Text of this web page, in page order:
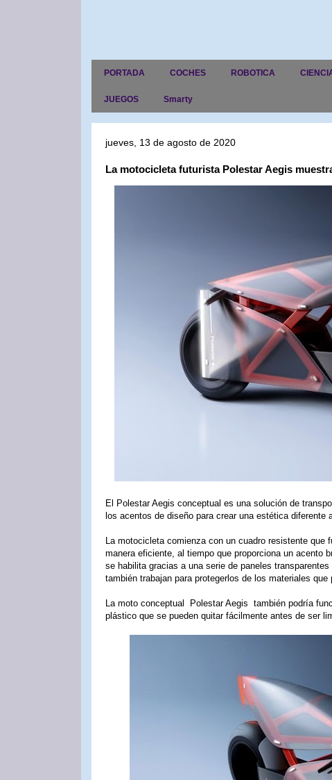
PORTADA COCHES ROBOTICA
JUEGOS Smarty
jueves, 13 de agosto de 2020
La motocicleta futurista Polestar Aegis
El Polestar Aegis conceptual es una solución de
los acentos de diseño para crear una estética diferente
La motocicleta comienza con un cuadro resistente que
manera eficiente, al tiempo que proporciona un acento
se habilita gracias a una serie de paneles
también trabajan para protegerlos de los materiales
La moto conceptual Polestar Aegis también podría
plástico que se pueden quitar fácilmente antes de ser